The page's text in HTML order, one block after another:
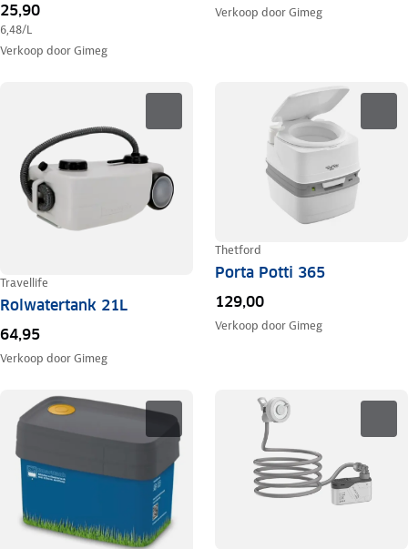
25,90
6,48/L
Verkoop doorGimeg
Verkoop doorGimeg
Travellife
Rolwatertank 21L
64,95
Verkoop doorGimeg
Thetford
Porta Potti 365
129,00
Verkoop doorGimeg